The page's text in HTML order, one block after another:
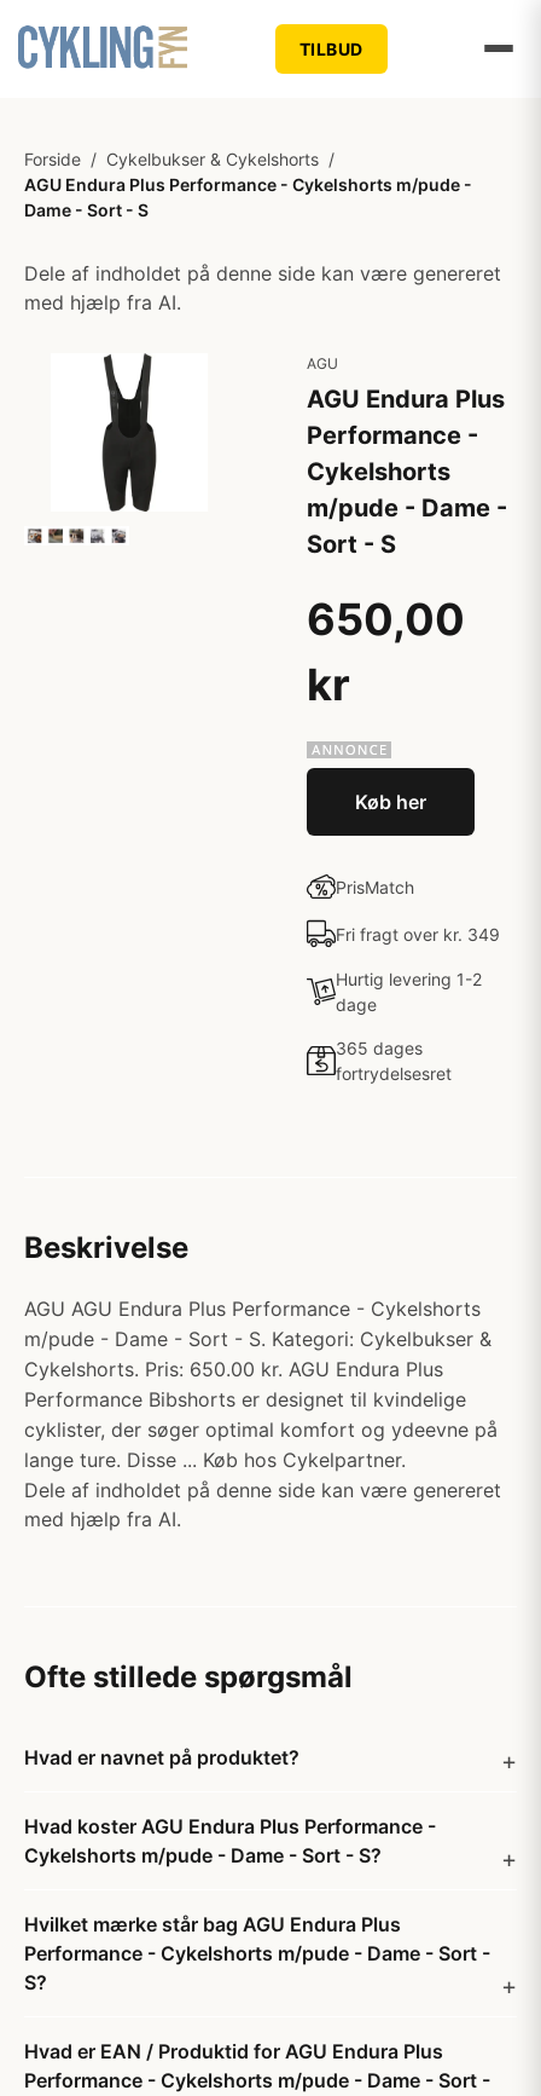
TILBUD
Forside / Cykelbukser & Cykelshorts /
AGU Endura Plus Performance - Cykelshorts m/pude -
Dame - Sort - S
Dele af indholdet på denne side kan være genereret
med hjælp fra AI.
AGU
AGU Endura Plus
Performance -
Cykelshorts
m/pude - Dame -
Sort - S
650,00
kr
Køb her
PrisMatch
Fri fragt over kr. 349
Hurtig levering 1-2
dage
365 dages
fortrydelsesret
Beskrivelse
AGU AGU Endura Plus Performance - Cykelshorts
m/pude - Dame - Sort - S. Kategori: Cykelbukser &
Cykelshorts. Pris: 650.00 kr. AGU Endura Plus
Performance Bibshorts er designet til kvindelige
cyklister, der søger optimal komfort og ydeevne på
lange ture. Disse ... Køb hos Cykelpartner.
Dele af indholdet på denne side kan være genereret
med hjælp fra AI.
Ofte stillede spørgsmål
Hvad er navnet på produktet?
Hvad koster AGU Endura Plus Performance -
Cykelshorts m/pude - Dame - Sort - S?
Hvilket mærke står bag AGU Endura Plus
Performance - Cykelshorts m/pude - Dame - Sort -
S?
Hvad er EAN / Produktid for AGU Endura Plus
Performance - Cykelshorts m/pude - Dame - Sort -